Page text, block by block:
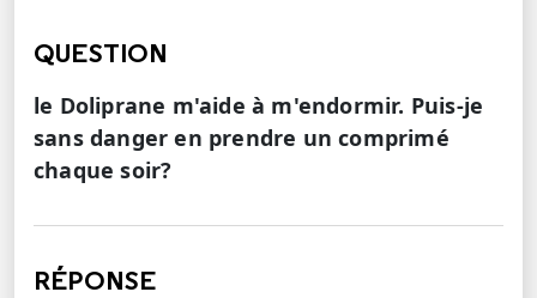
QUESTION
le Doliprane m'aide à m'endormir. Puis-je
sans danger en prendre un comprimé
chaque soir?
RÉPONSE